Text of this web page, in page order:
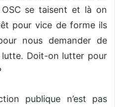
se taisent et là on
pour vice de forme ils
nous demander de
Doit-on lutter pour
publique n’est pas